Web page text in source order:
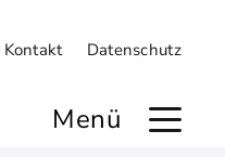
Kontakt Datenschutz
Menü